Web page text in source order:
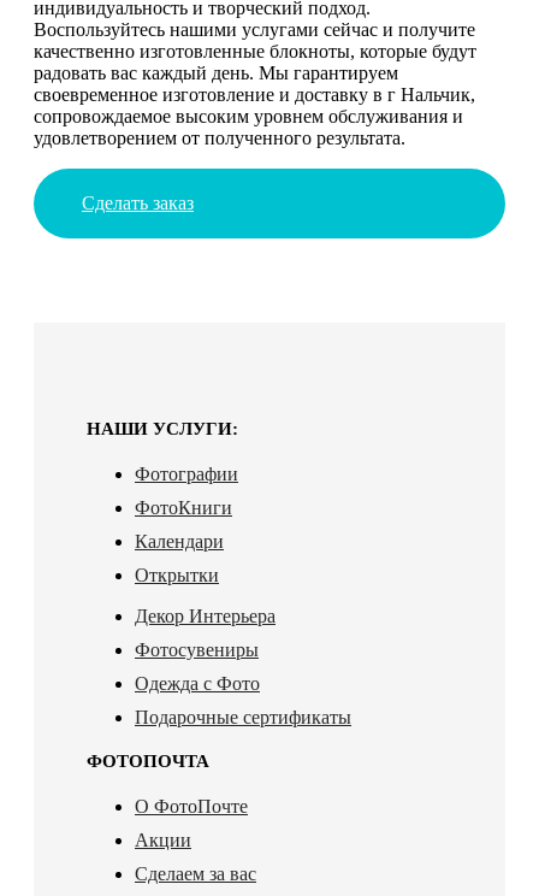
индивидуальность и творческий подход.
Воспользуйтесь нашими услугами сейчас и получите
качественно изготовленные блокноты, которые будут
радовать вас каждый день. Мы гарантируем
своевременное изготовление и доставку в г Нальчик,
сопровождаемое высоким уровнем обслуживания и
удовлетворением от полученного результата.
Сделать заказ
НАШИ УСЛУГИ:
Фотографии
ФотоКниги
Календари
Открытки
Декор Интерьера
Фотосувениры
Одежда с Фото
Подарочные сертификаты
ФОТОПОЧТА
О ФотоПочте
Акции
Сделаем за вас